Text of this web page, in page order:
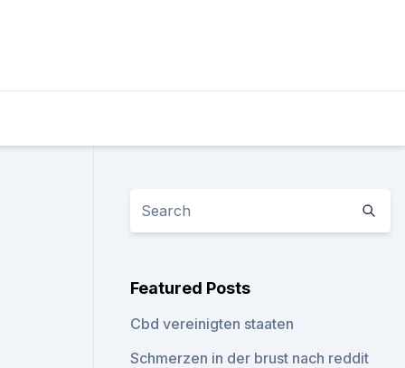
Featured Posts
Cbd vereinigten staaten
Schmerzen in der brust nach reddit